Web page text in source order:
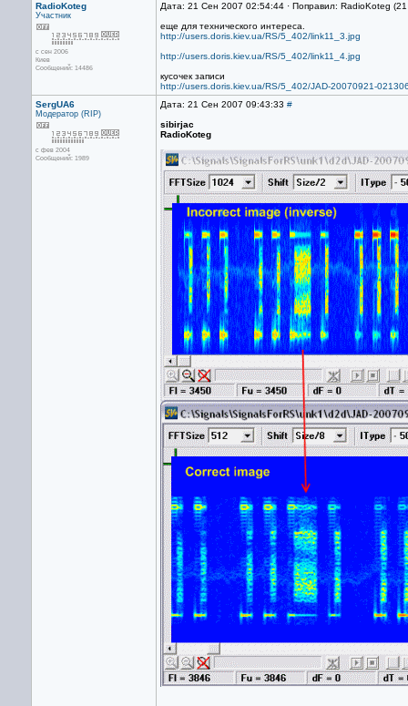
RadioKoteg
Участник
с сен 2006
Киев
Сообщений: 14486
Дата: 21 Сен 2007 02:54:44 · Поправил: RadioKoteg
еще для технического интереса.
http://users.doris.kiev.ua/RS/5_402/link11_3.jpg
http://users.doris.kiev.ua/RS/5_402/link11_4.jpg
кусочек записи
http://users.doris.kiev.ua/RS/5_402/JAD-20070921-
SergUA6
Модератор (RIP)
с фев 2004
Сообщений: 1989
Дата: 21 Сен 2007 09:43:33 #
sibirjac
RadioKoteg